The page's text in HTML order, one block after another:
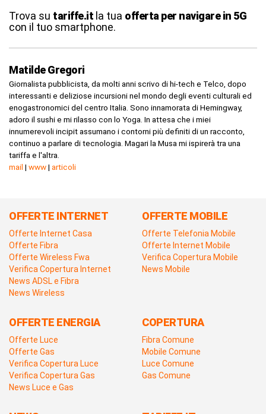
Trova su tariffe.it la tua offerta per navigare in 5G
con il tuo smartphone.
Matilde Gregori
Giornalista pubblicista, da molti anni scrivo di hi-tech e Telco, dopo
interessanti e deliziose incursioni nel mondo degli eventi culturali ed
enogastronomici del centro Italia. Sono innamorata di Hemingway,
adoro il sushi e mi rilasso con lo Yoga. In attesa che i miei
innumerevoli incipit assumano i contorni più definiti di un racconto,
continuo a parlare di tecnologia. Magari la Musa mi ispirerà tra una
tariffa e l'altra.
mail | www| articoli
OFFERTE INTERNET
Offerte Internet Casa
Offerte Fibra
Offerte Wireless Fwa
Verifica Copertura Internet
News ADSL e Fibra
News Wireless
OFFERTE MOBILE
Offerte Telefonia Mobile
Offerte Internet Mobile
Verifica Copertura Mobile
News Mobile
OFFERTE ENERGIA
Offerte Luce
Offerte Gas
Verifica Copertura Luce
Verifica Copertura Gas
News Luce e Gas
COPERTURA
Fibra Comune
Mobile Comune
Luce Comune
Gas Comune